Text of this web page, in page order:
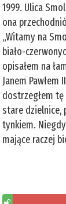
1999. Ulica
ona
„Witamy na
biało-
opisałem na
Janem
dostrzegłem tę
stare dzielnice,
tynkiem.
mające raczej